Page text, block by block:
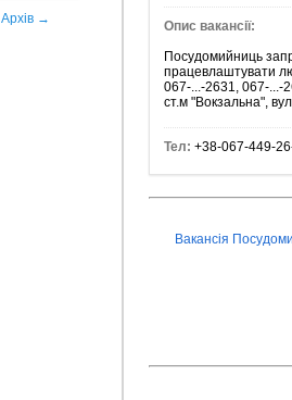
Архів →
Опис вакансії:
Посудомийниць
працевлаштувати
067-...-2631, 067-...-
ст.м "Вокзальна",
Тел: +38-067-449-
Вакансія